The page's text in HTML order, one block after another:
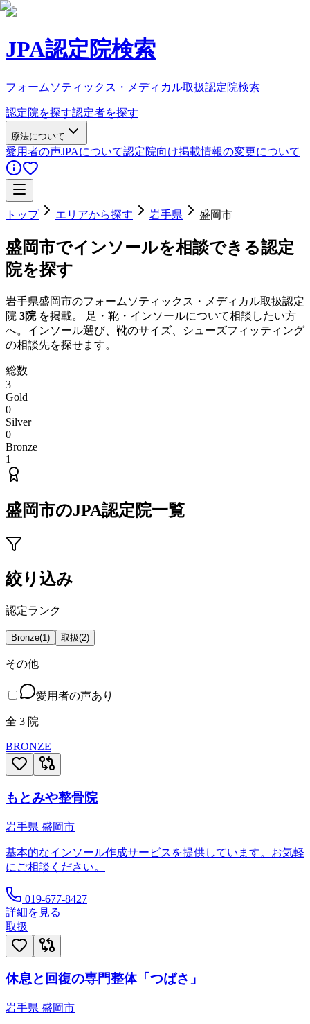
JPA認定院検索
フォームソティックス・メディカル取扱認定院検索
認定院を探す認定者を探す
療法について
愛用者の声JPAについて認定院向け掲載情報の変更について
トップ エリアから探す 岩手県 盛岡市
盛岡市でインソールを相談できる認定
院を探す
岩手県盛岡市のフォームソティックス・メディカル取扱認定
院 3院を掲載。 足・靴・インソールについて相談したい方
へ。インソール選び、靴のサイズ、シューズフィッティング
の相談先を探せます。
総数
3
Gold
0
Silver
0
Bronze
1
盛岡市のJPA認定院一覧
絞り込み
認定ランク
Bronze(1) 取扱(2)
その他
愛用者の声あり
全 3 院
BRONZE
もとみや整骨院
岩手県 盛岡市
基本的なインソール作成サービスを提供しています。お気軽
にご相談ください。
019-677-8427
詳細を見る
取扱
休息と回復の専門整体「つばさ」
岩手県 盛岡市